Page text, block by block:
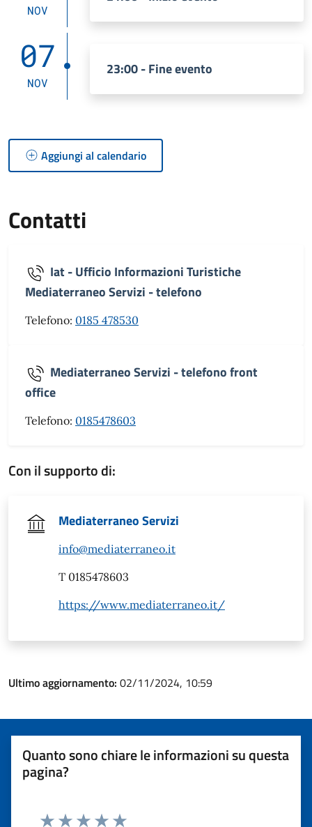
NOV
07
NOV
23:00 - Fine evento
Aggiungi al calendario
Contatti
Iat - Ufficio Informazioni Turistiche
Mediaterraneo Servizi - telefono
Telefono: 0185 478530
Mediaterraneo Servizi - telefono front
office
Telefono: 0185478603
Con il supporto di:
Mediaterraneo Servizi
info@mediaterraneo.it
T 0185478603
https://www.mediaterraneo.it/
Ultimo aggiornamento: 02/11/2024, 10:59
Quanto sono chiare le informazioni su questa
pagina?